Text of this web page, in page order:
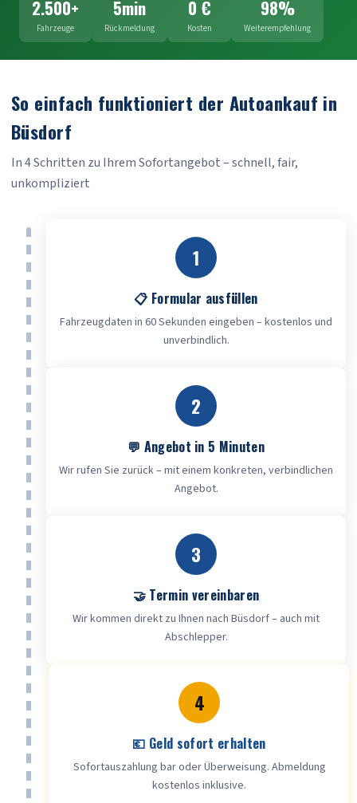
2.500+
Fahrzeuge
5min
Rückmeldung
0 €
Kosten
98%
Weiterempfehlung
So einfach funktioniert der Autoankauf in
Büsdorf
In 4 Schritten zu Ihrem Sofortangebot – schnell, fair,
unkompliziert
1
📋 Formular ausfüllen
Fahrzeugdaten in 60 Sekunden eingeben – kostenlos und
unverbindlich.
2
💬 Angebot in 5 Minuten
Wir rufen Sie zurück – mit einem konkreten, verbindlichen
Angebot.
3
🤝 Termin vereinbaren
Wir kommen direkt zu Ihnen nach Büsdorf – auch mit
Abschlepper.
4
💶 Geld sofort erhalten
Sofortauszahlung bar oder Überweisung. Abmeldung
kostenlos inklusive.